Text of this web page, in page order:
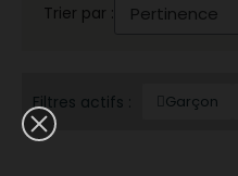
Trier par :
Filtres actifs : Garçon